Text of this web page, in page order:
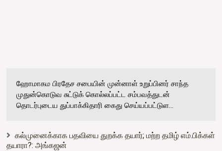
ஹோமாகம பிரதேச சபையின் முன்னாள் உறுப்பினர் சாந்த
முதுன்கொடுவ சுட்டுக் கொல்லப்பட்ட சம்பவத்துடன்
தொடர்புடைய துப்பாக்கிதாரி கைது செய்யப்பட்டுள...
கல்முனைக்காக பதவியை துறக்க தயார்; மற்ற தமிழ் எம்.பிக்கள்
தயாரா?: அங்கஜன்